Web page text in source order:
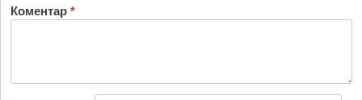
Коментар*